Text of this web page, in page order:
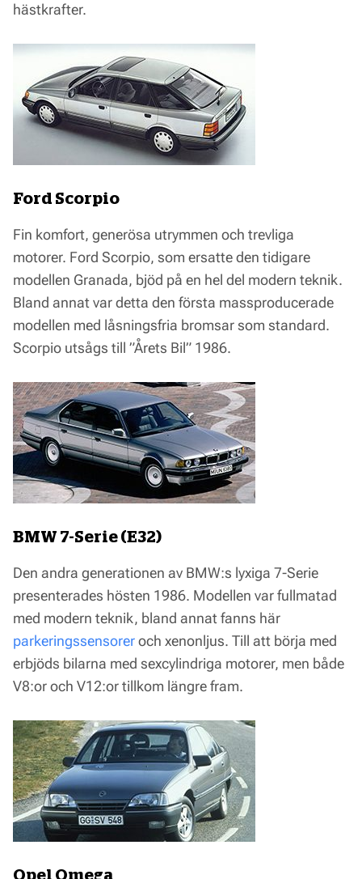
hästkrafter.
Ford Scorpio
Fin komfort, generösa utrymmen och trevliga
motorer. Ford Scorpio, som ersatte den tidigare
modellen Granada, bjöd på en hel del modern teknik.
Bland annat var detta den första massproducerade
modellen med låsningsfria bromsar som standard.
Scorpio utsågs till ”Årets Bil” 1986.
BMW 7-Serie (E32)
Den andra generationen av BMW:s lyxiga 7-Serie
presenterades hösten 1986. Modellen var fullmatad
med modern teknik, bland annat fanns här
parkeringssensoreroch xenonljus. Till att börja med
erbjöds bilarna med sexcylindriga motorer, men både
V8:or och V12:or tillkom längre fram.
Opel Omega